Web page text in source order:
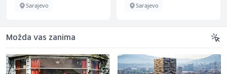
Sarajevo Sarajevo
Možda vas zanima